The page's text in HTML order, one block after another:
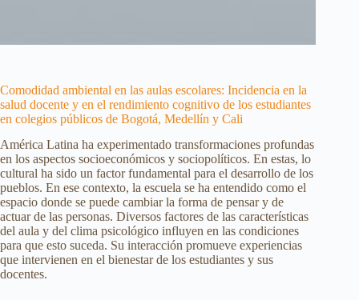
Comodidad ambiental en las aulas escolares: Incidencia en la
salud docente y en el rendimiento cognitivo de los estudiantes
en colegios públicos de Bogotá, Medellín y Cali
América Latina ha experimentado transformaciones profundas
en los aspectos socioeconómicos y sociopolíticos. En estas, lo
cultural ha sido un factor fundamental para el desarrollo de los
pueblos. En ese contexto, la escuela se ha entendido como el
espacio donde se puede cambiar la forma de pensar y de
actuar de las personas. Diversos factores de las características
del aula y del clima psicológico influyen en las condiciones
para que esto suceda. Su interacción promueve experiencias
que intervienen en el bienestar de los estudiantes y sus
docentes.